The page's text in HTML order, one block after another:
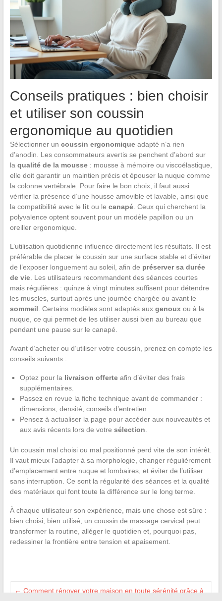
Conseils pratiques : bien choisir
et utiliser son coussin
ergonomique au quotidien
Sélectionner un coussin ergonomiqueadapté n’a rien
d’anodin. Les consommateurs avertis se penchent d’abord sur
la qualité de la mousse: mousse à mémoire ou viscoélastique,
elle doit garantir un maintien précis et épouser la nuque comme
la colonne vertébrale. Pour faire le bon choix, il faut aussi
vérifier la présence d’une housse amovible et lavable, ainsi que
la compatibilité avec le litou le canapé. Ceux qui cherchent la
polyvalence optent souvent pour un modèle papillon ou un
oreiller ergonomique.
L’utilisation quotidienne influence directement les résultats. Il est
préférable de placer le coussin sur une surface stable et d’éviter
de l’exposer longuement au soleil, afin de préserver sa durée
de vie. Les utilisateurs recommandent des séances courtes
mais régulières : quinze à vingt minutes suffisent pour détendre
les muscles, surtout après une journée chargée ou avant le
sommeil . Certains modèles sont adaptés aux genouxou à la
nuque, ce qui permet de les utiliser aussi bien au bureau que
pendant une pause sur le canapé.
Avant d’acheter ou d’utiliser votre coussin, prenez en compte les
conseils suivants :
Optez pour la livraison offerteafin d’éviter des frais
supplémentaires.
Passez en revue la fiche technique avant de commander :
dimensions, densité, conseils d’entretien.
Pensez à actualiser la page pour accéder aux nouveautés et
aux avis récents lors de votre sélection
Un coussin mal choisi ou mal positionné perd vite de son intérêt.
Il vaut mieux l’adapter à sa morphologie, changer régulièrement
d’emplacement entre nuque et lombaires, et éviter de l’utiliser
sans interruption. Ce sont la régularité des séances et la qualité
des matériaux qui font toute la différence sur le long terme.
À chaque utilisateur son expérience, mais une chose est sûre :
bien choisi, bien utilisé, un coussin de massage cervical peut
transformer la routine, alléger le quotidien et, pourquoi pas,
redessiner la frontière entre tension et apaisement.
← Comment rénover votre maison en toute sérénité grâce à